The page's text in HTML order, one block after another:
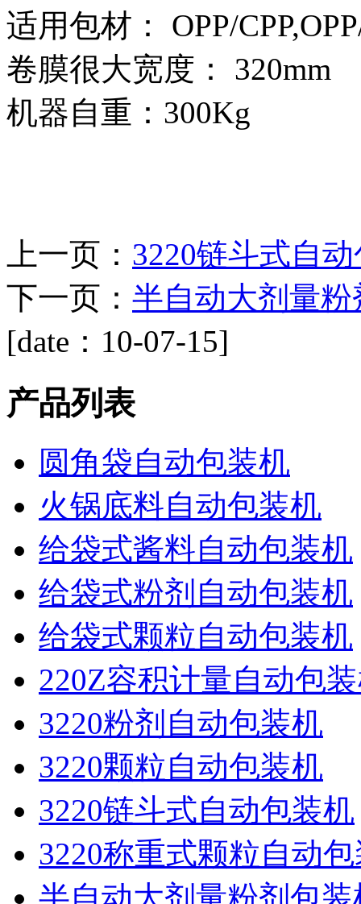
适用包材： OPP/
卷膜很大宽度： 320mm
机器自重：300Kg
上一页： 3220链斗式自
下一页： 半自动大剂量
[date：10-07-15]
产品列表
圆角袋自动包装机
火锅底料自动包装机
给袋式酱料自动包装机
给袋式粉剂自动包装机
给袋式颗粒自动包装机
220Z容积计量自动包
3220粉剂自动包装机
3220颗粒自动包装机
3220链斗式自动包装机
3220称重式颗粒自动
半自动大剂量粉剂包装